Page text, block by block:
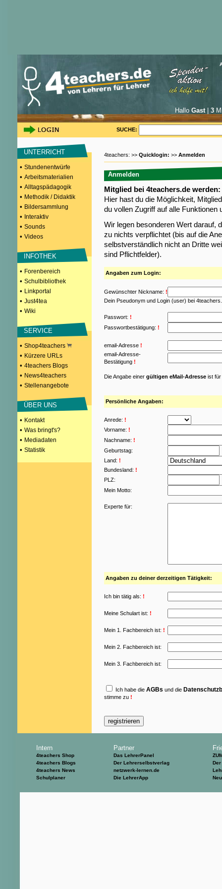
Hallo Gast| 3
SUCHE:
UNTERRICHT
• Stundenentwürfe
• Arbeitsmaterialien
• Alltagspädagogik
• Methodik / Didaktik
• Bildersammlung
• Interaktiv
• Sounds
• Videos
INFOTHEK
• Forenbereich
• Schulbibliothek
• Linkportal
• Just4tea
• Wiki
SERVICE
• Shop4teachers
• Kürzere URLs
• 4teachers Blogs
• News4teachers
• Stellenangebote
ÜBER UNS
• Kontakt
• Was bringt's?
• Mediadaten
• Statistik
4teachers: >> Quicklogin: >> Anmelden
Anmelden
Mitglied bei 4teachers.de werden:
Hier hast du die Möglichkeit,
du vollen Zugriff auf alle Funktionen
Wir legen besonderen Wert darauf,
zu nichts verpflichtet (bis auf die
selbstverständlich nicht an Dritte
sind Pflichtfelder).
Angaben zum Login:
Gewünschter Nickname: !
Dein Pseudonym und Login (user) bei
Passwort: !
Passwortbestätigung: !
email-Adresse !
email-Adresse-
Bestätigung !
Die Angabe einer gültigen eMail-Adresse ist für
Persönliche Angaben:
Anrede: !
Vorname: !
Nachname: !
Geburtstag:
Land: !
Bundesland: !
PLZ:
Mein Motto:
Experte für:
Angaben zu deiner derzeitigen Tätigkeit:
Ich bin tätig als: !
Meine Schulart ist: !
Mein 1. Fachbereich ist: !
Mein 2. Fachbereich ist:
Mein 3. Fachbereich ist:
Ich habe die AGBs und die
stimme zu !
Intern
4teachers Shop
4teachers Blogs
4teachers News
Schulplaner
Partner
Das LehrerPanel
Der Lehrerselbstverlag
netzwerk-lernen.de
Die LehrerApp